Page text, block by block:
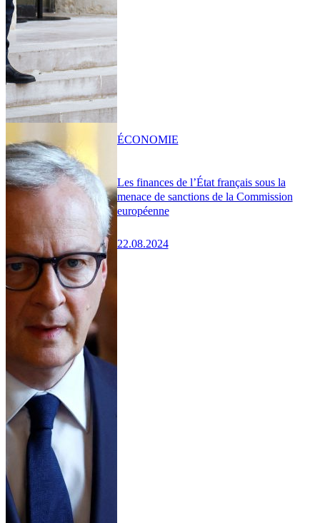
Les finances de l’État français sous la
menace de sanctions de la Commission
européenne
22.08.2024
ÉCONOMIE